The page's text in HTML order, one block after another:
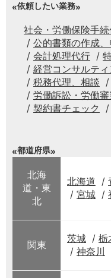
依頼したい業務
社会・労働保険手
公的書類の作成
会計処理代行
経営コンサルテ
税務代理、相談
労働訴訟・労働
契約書チェック
都道府県
北海
道・東
北
北海道
宮城
関東
茨城 栃
神奈川